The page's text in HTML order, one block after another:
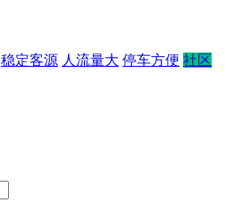
稳定客源 人流量大 停车方便 社区